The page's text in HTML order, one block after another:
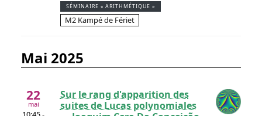
SÉMINAIRE « ARITHMÉTIQUE »
M2 Kampé de Fériet
mai 2025
22
mai
Sur le rang d'apparition des
suites de Lucas polynomiales